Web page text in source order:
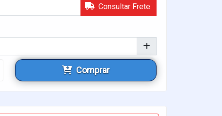
Consultar Frete
Comprar